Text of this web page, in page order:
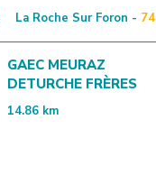
La Roche Sur Foron - 74
GAEC MEURAZ
DETURCHE FRÈRES
14.86 km